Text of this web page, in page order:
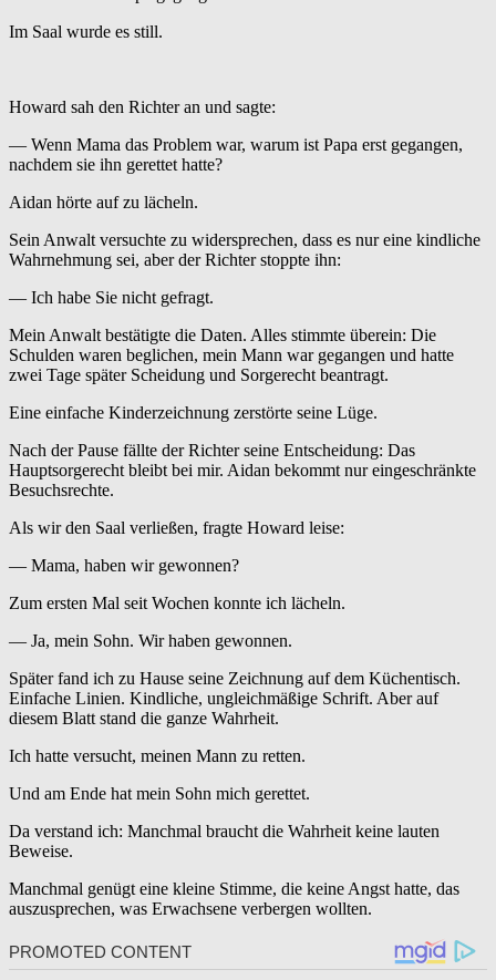
Im Saal wurde es still.
Howard sah den Richter an und sagte:
— Wenn Mama das Problem war, warum ist Papa erst gegangen,
nachdem sie ihn gerettet hatte?
Aidan hörte auf zu lächeln.
Sein Anwalt versuchte zu widersprechen, dass es nur eine kindliche
Wahrnehmung sei, aber der Richter stoppte ihn:
— Ich habe Sie nicht gefragt.
Mein Anwalt bestätigte die Daten. Alles stimmte überein: Die
Schulden waren beglichen, mein Mann war gegangen und hatte
zwei Tage später Scheidung und Sorgerecht beantragt.
Eine einfache Kinderzeichnung zerstörte seine Lüge.
Nach der Pause fällte der Richter seine Entscheidung: Das
Hauptsorgerecht bleibt bei mir. Aidan bekommt nur eingeschränkte
Besuchsrechte.
Als wir den Saal verließen, fragte Howard leise:
— Mama, haben wir gewonnen?
Zum ersten Mal seit Wochen konnte ich lächeln.
— Ja, mein Sohn. Wir haben gewonnen.
Später fand ich zu Hause seine Zeichnung auf dem Küchentisch.
Einfache Linien. Kindliche, ungleichmäßige Schrift. Aber auf
diesem Blatt stand die ganze Wahrheit.
Ich hatte versucht, meinen Mann zu retten.
Und am Ende hat mein Sohn mich gerettet.
Da verstand ich: Manchmal braucht die Wahrheit keine lauten
Beweise.
Manchmal genügt eine kleine Stimme, die keine Angst hatte, das
auszusprechen, was Erwachsene verbergen wollten.